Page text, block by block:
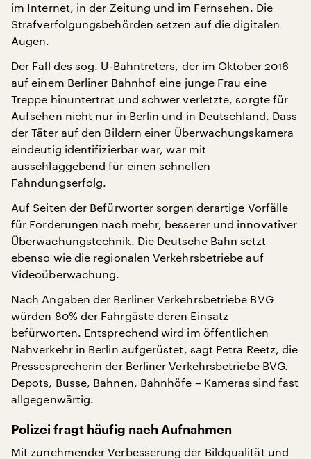
im Internet, in der Zeitung und im Fernsehen. Die
Strafverfolgungsbehörden setzen auf die digitalen
Augen.
Der Fall des sog. U-Bahntreters, der im Oktober 2016
auf einem Berliner Bahnhof eine junge Frau eine
Treppe hinuntertrat und schwer verletzte, sorgte für
Aufsehen nicht nur in Berlin und in Deutschland. Dass
der Täter auf den Bildern einer Überwachungskamera
eindeutig identifizierbar war, war mit
ausschlaggebend für einen schnellen
Fahndungserfolg.
Auf Seiten der Befürworter sorgen derartige Vorfälle
für Forderungen nach mehr, besserer und innovativer
Überwachungstechnik. Die Deutsche Bahn setzt
ebenso wie die regionalen Verkehrsbetriebe auf
Videoüberwachung.
Nach Angaben der Berliner Verkehrsbetriebe BVG
würden 80% der Fahrgäste deren Einsatz
befürworten. Entsprechend wird im öffentlichen
Nahverkehr in Berlin aufgerüstet, sagt Petra Reetz, die
Pressesprecherin der Berliner Verkehrsbetriebe BVG.
Depots, Busse, Bahnen, Bahnhöfe – Kameras sind fast
allgegenwärtig.
Polizei fragt häufig nach Aufnahmen
Mit zunehmender Verbesserung der Bildqualität und